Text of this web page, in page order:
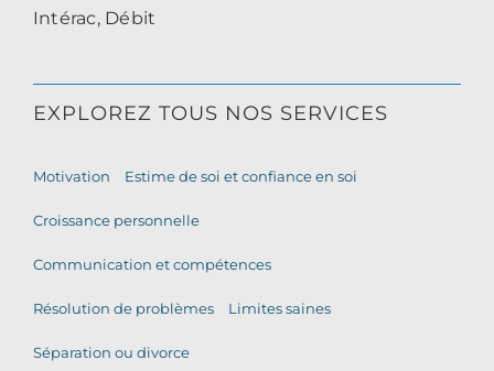
Intérac, Débit
EXPLOREZ TOUS NOS SERVICES
Motivation Estime de soi et confiance en soi
Croissance personnelle
Communication et compétences
Résolution de problèmes Limites saines
Séparation ou divorce